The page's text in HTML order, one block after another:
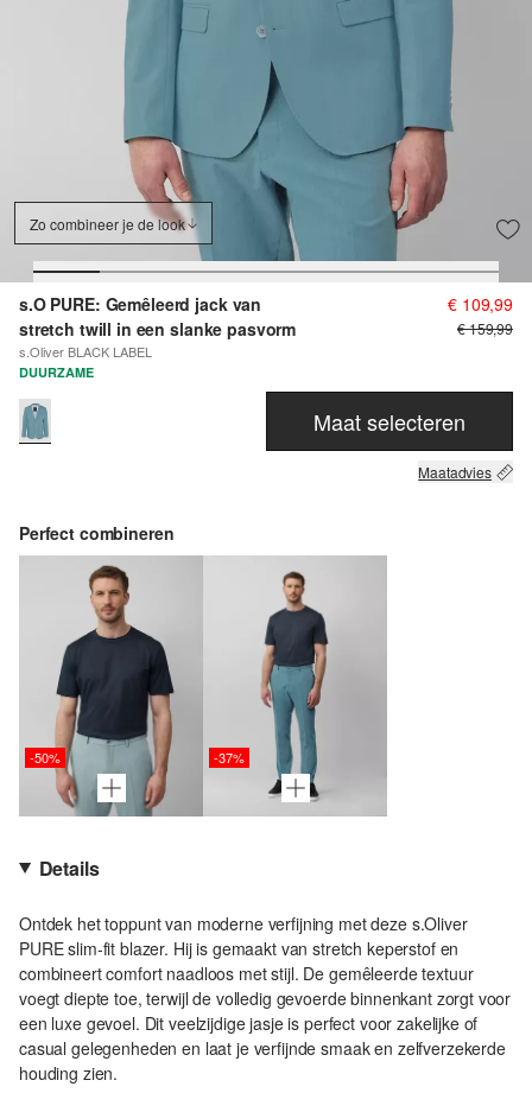
Zo combineer je de look
s.O PURE: Gemêleerd jack van
stretch twill in een slanke pasvorm
s.Oliver BLACK LABEL
€ 109,99
€ 159,99
DUURZAME
Maat selecteren
Maatadvies
Perfect combineren
-50% -37%
Details
Ontdek het toppunt van moderne verfijning met deze s.Oliver
PURE slim-fit blazer. Hij is gemaakt van stretch keperstof en
combineert comfort naadloos met stijl. De gemêleerde textuur
voegt diepte toe, terwijl de volledig gevoerde binnenkant zorgt voor
een luxe gevoel. Dit veelzijdige jasje is perfect voor zakelijke of
casual gelegenheden en laat je verfijnde smaak en zelfverzekerde
houding zien.